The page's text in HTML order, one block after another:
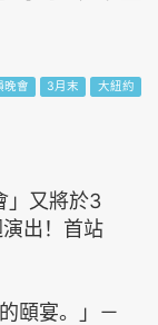
晚會 3月末 大紐約
」又將於3
出！首站
頤宴。」－